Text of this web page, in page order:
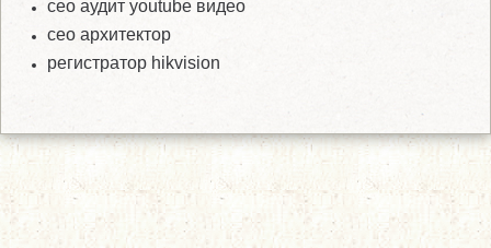
сео аудит youtube видео
сео архитектор
регистратор hikvision